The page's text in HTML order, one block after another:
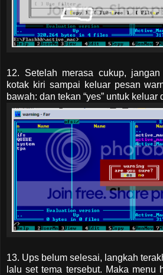
12. Setelah merasa cukup,
kotak kiri sampai keluar pesan
bawah: dan tekan “yes” untuk keluar
13. Ups belum selesai, langkah
lalu set tema tersebut. Maka menu